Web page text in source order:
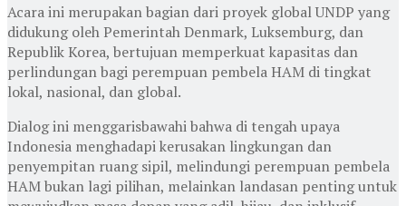
Acara ini merupakan bagian dari proyek global UNDP yang
didukung oleh Pemerintah Denmark, Luksemburg, dan
Republik Korea, bertujuan memperkuat kapasitas dan
perlindungan bagi perempuan pembela HAM di tingkat
lokal, nasional, dan global.
Dialog ini menggarisbawahi bahwa di tengah upaya
Indonesia menghadapi kerusakan lingkungan dan
penyempitan ruang sipil, melindungi perempuan pembela
HAM bukan lagi pilihan, melainkan landasan penting untuk